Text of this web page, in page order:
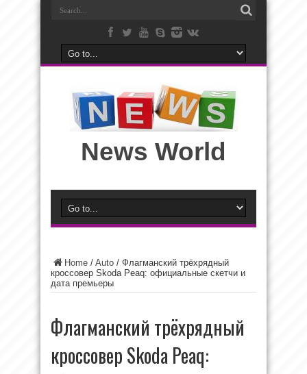
News World
Home / Auto / Флагманский трёхрядный
кроссовер Skoda Peaq: официальные скетчи и
дата премьеры
Флагманский трёхрядный
кроссовер Skoda Peaq: